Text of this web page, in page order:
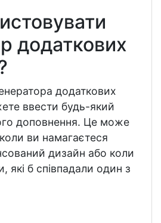
додаткових
додаткових
ввести будь-який
доповнення. Це може
ви намагаєтеся
дизайн або коли
які б співпадали один з